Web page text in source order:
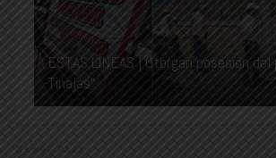
ESTAS LÍNEAS | Otorgan posesión del
Tinajas”
Newer Post